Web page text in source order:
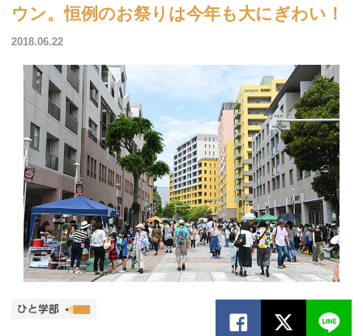
ウン。恒例のお祭りは今年も大にぎわい！
2018.06.22